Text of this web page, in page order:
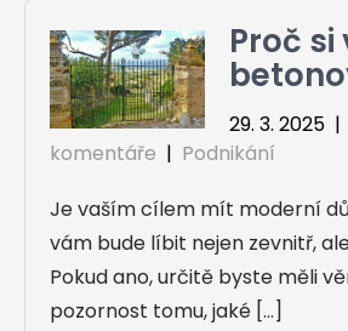
Proč
29. 3. 2025
komentáře | Podnikání
Je vaším cílem mít moderní
vám bude líbit nejen zevnitř,
Pokud ano, určitě byste měli
pozornost tomu, jaké […]